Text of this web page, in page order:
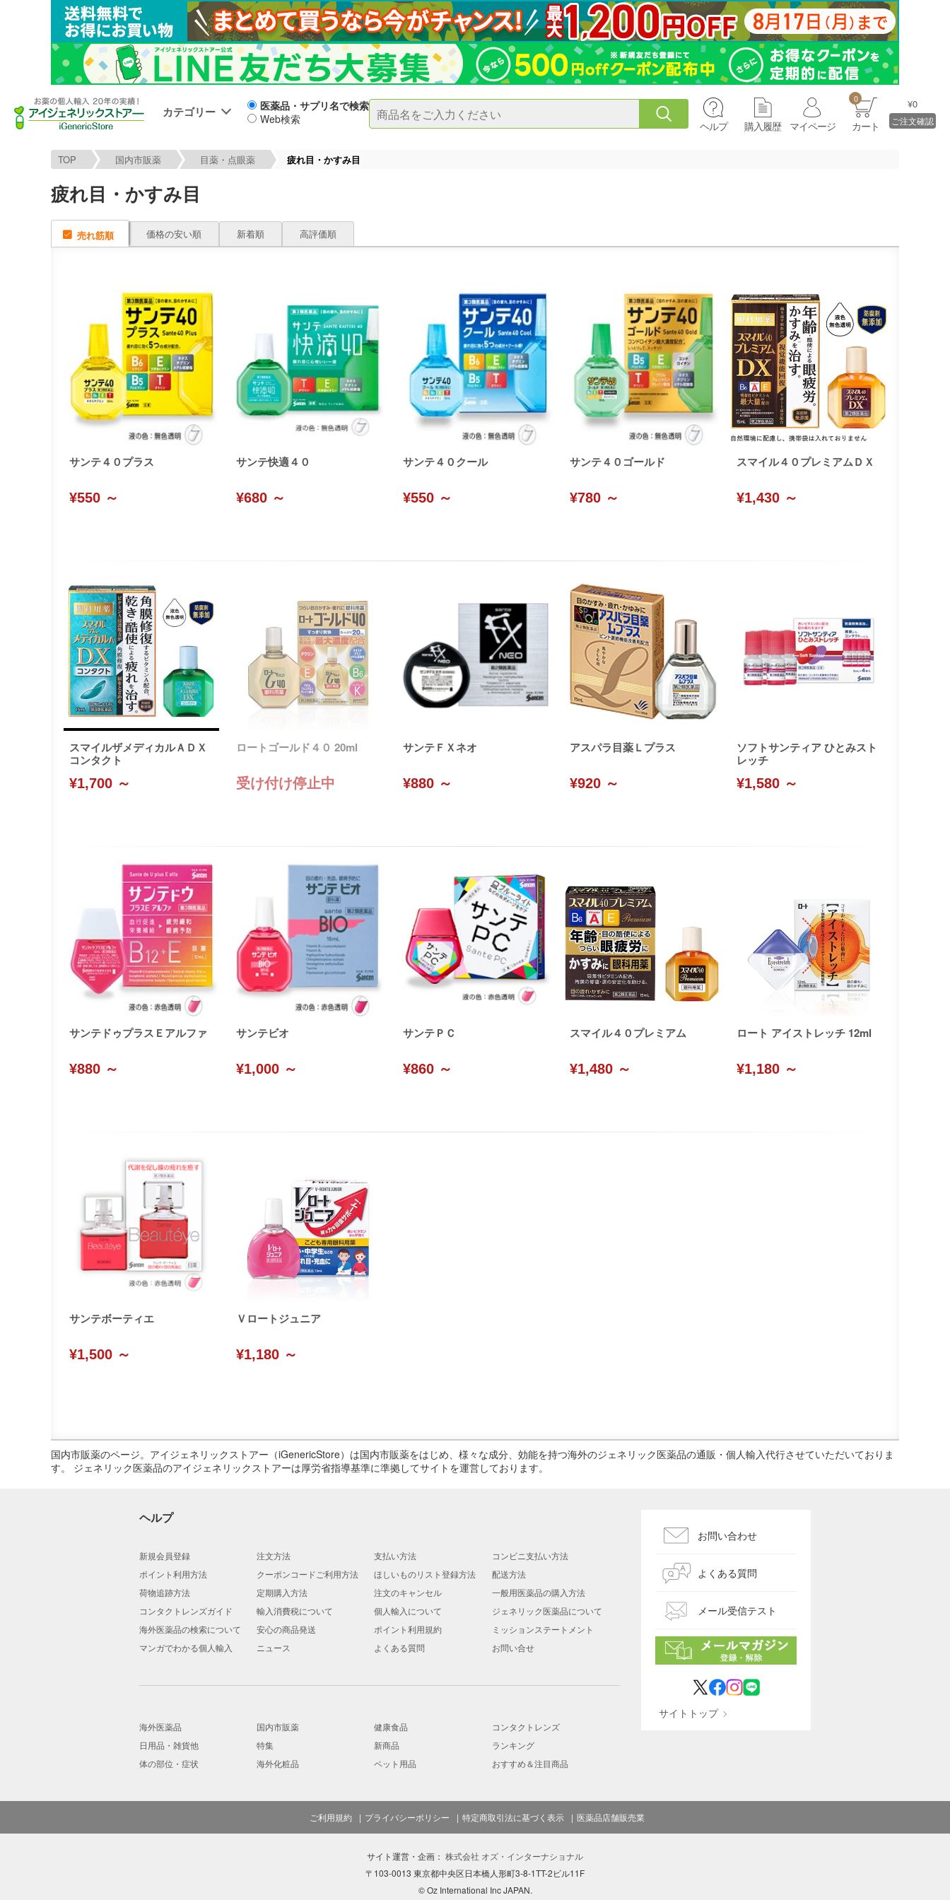
カテゴリー
医薬品・サプリ名で検索
Web検索
ヘルプ 購入履歴 マイページ
0
カート
¥0
ご注文確認
TOP 国内市販薬 目薬・点眼薬 疲れ目・かすみ目
疲れ目・かすみ目
売れ筋順 価格の安い順 新着順 高評価順
サンテ４０プラス
¥550 ～
サンテ快適４０
¥680 ～
サンテ４０クール
¥550 ～
サンテ４０ゴールド
¥780 ～
スマイル４０プレミアムＤＸ
¥1,430 ～
スマイルザメディカルＡＤＸ
コンタクト
¥1,700 ～
ロートゴールド４０ 20ml
受け付け停止中
サンテＦＸネオ
¥880 ～
アスパラ目薬Ｌプラス
¥920 ～
ソフトサンティア ひとみスト
レッチ
¥1,580 ～
サンテドゥプラスＥアルファ
¥880 ～
サンテビオ
¥1,000 ～
サンテＰＣ
¥860 ～
スマイル４０プレミアム
¥1,480 ～
ロート アイストレッチ 12ml
¥1,180 ～
サンテボーティエ
¥1,500 ～
Ｖロートジュニア
¥1,180 ～
国内市販薬のページ。アイジェネリックストアー（iGenericStore）は国内市販薬をはじめ、様々な成分、効能を持つ海外のジェネリック医薬品の通販・個人輸入代行させていただいておりま
す。 ジェネリック医薬品のアイジェネリックストアーは厚労省指導基準に準拠してサイトを運営しております。
ヘルプ
新規会員登録 注文方法 支払い方法
コンビニ支払い方法
ポイント利用方法
クーポンコードご利用方法 ほしいものリスト登録方法
配送方法
荷物追跡方法
定期購入方法 注文のキャンセル
一般用医薬品の購入方法
コンタクトレンズガイド
輸入消費税について 個人輸入について
ジェネリック医薬品について
海外医薬品の検索について
安心の商品発送 ポイント利用規約
ミッションステートメント
マンガでわかる個人輸入
ニュース よくある質問 お問い合せ
海外医薬品 国内市販薬 健康食品
コンタクトレンズ
日用品・雑貨他
特集 新商品
ランキング
体の部位・症状
海外化粧品 ペット用品 おすすめ＆注目商品
お問い合わせ
よくある質問
メール受信テスト
サイトトップ
ご利用規約 プライバシーポリシー 特定商取引法に基づく表示 医薬品店舗販売業
サイト運営・企画： 株式会社 オズ・インターナショナル
〒103-0013 東京都中央区日本橋人形町3-8-1TT-2ビル11F
© Oz International Inc JAPAN.